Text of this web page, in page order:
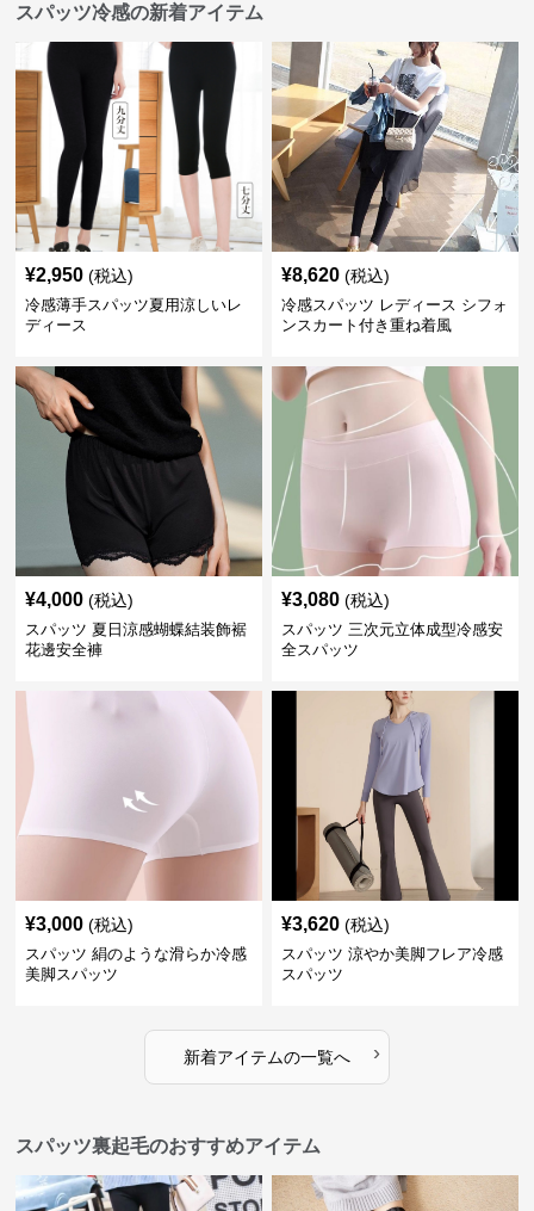
スパッツ冷感の新着アイテム
¥2,950 (税込)
冷感薄手スパッツ夏用涼しいレ
ディース
¥8,620 (税込)
冷感スパッツ レディース シフォ
ンスカート付き重ね着風
¥4,000 (税込)
スパッツ 夏日涼感蝴蝶結装飾裾
花邊安全褲
¥3,080 (税込)
スパッツ 三次元立体成型冷感安
全スパッツ
¥3,000 (税込)
スパッツ 絹のような滑らか冷感
美脚スパッツ
¥3,620 (税込)
スパッツ 涼やか美脚フレア冷感
スパッツ
新着アイテムの一覧へ ›
スパッツ裏起毛のおすすめアイテム